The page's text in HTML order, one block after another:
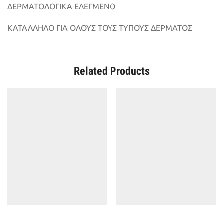
ΔΕΡΜΑΤΟΛΟΓΙΚΑ ΕΛΕΓΜΕΝΟ
ΚΑΤΑΛΛΗΛΟ ΓΙΑ ΟΛΟΥΣ ΤΟΥΣ ΤΥΠΟΥΣ ΔΕΡΜΑΤΟΣ
Related Products